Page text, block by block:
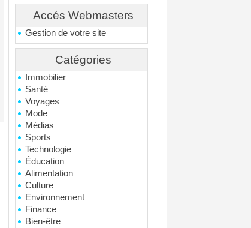
Accés Webmasters
Gestion de votre site
Catégories
Immobilier
Santé
Voyages
Mode
Médias
Sports
Technologie
Éducation
Alimentation
Culture
Environnement
Finance
Bien-être